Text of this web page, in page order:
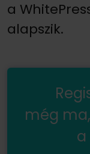
a
alapszik.
még
a